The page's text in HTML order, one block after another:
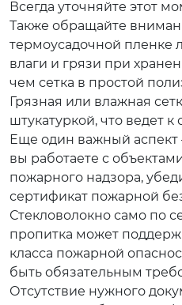
Всегда уточняйте этот
Также обращайте
термоусадочной пленке
влаги и грязи при
чем сетка в простой
Грязная или влажная
штукатуркой, что ведет к
Еще один важный
вы работаете с
пожарного надзора,
сертификат пожарной
Стекловолокно само по
пропитка может
класса пожарной
быть обязательным
Отсутствие нужного